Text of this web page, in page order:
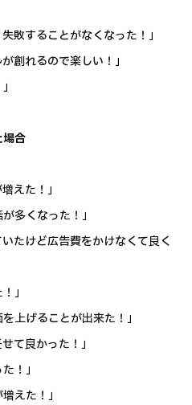
敗することがなくなった！」
創れるので楽しい！」
場合
えた！」
多くなった！」
たけど広告費をかけなくて良く
」
上げることが出来た！」
て良かった！」
！」
えた！」